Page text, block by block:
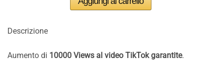
Descrizione
Aumento di 10000 Views al video TikTok garantite.